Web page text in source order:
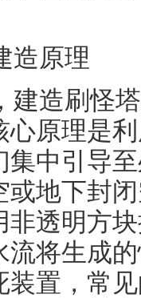
造原理
建造刷怪
心原理是
集中引导
或地下封
非透明方
流将生成
装置，常